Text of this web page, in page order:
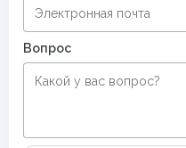
Вопрос